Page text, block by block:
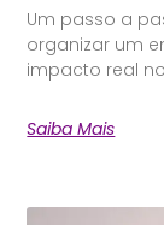
Um passo a
organizar um
impacto real
Saiba Mais